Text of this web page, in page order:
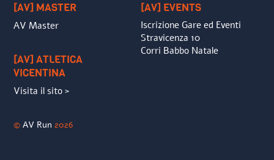
[AV] MASTER
AV Master
[AV] ATLETICA
VICENTINA
Visita il sito >
[AV] EVENTS
Iscrizione Gare ed Eventi
Stravicenza 10
Corri Babbo Natale
©AV Run 2026